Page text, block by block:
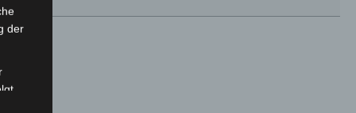
der